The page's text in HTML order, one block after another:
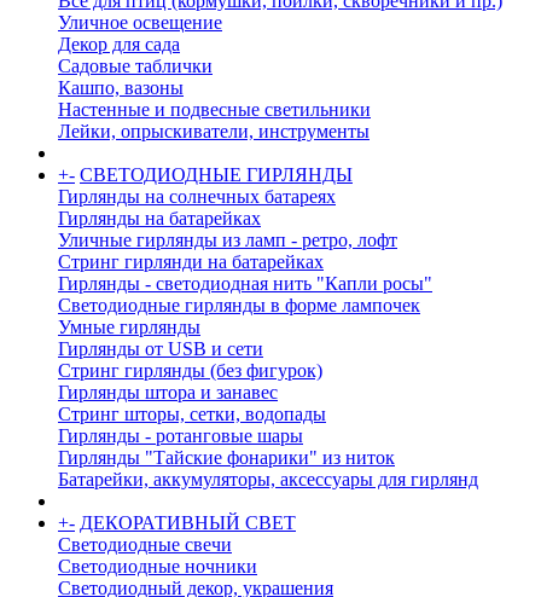
Уличное освещение
Декор для сада
Садовые таблички
Кашпо, вазоны
Настенные и подвесные светильники
Лейки, опрыскиватели, инструменты
+- СВЕТОДИОДНЫЕ ГИРЛЯНДЫ
Гирлянды на солнечных батареях
Гирлянды на батарейках
Уличные гирлянды из ламп - ретро, лофт
Стринг гирлянди на батарейках
Гирлянды - светодиодная нить "Капли росы"
Светодиодные гирлянды в форме лампочек
Умные гирлянды
Гирлянды от USB и сети
Стринг гирлянды (без фигурок)
Гирлянды штора и занавес
Стринг шторы, сетки, водопады
Гирлянды - ротанговые шары
Гирлянды "Тайские фонарики" из ниток
Батарейки, аккумуляторы, аксессуары для гирлянд
+- ДЕКОРАТИВНЫЙ СВЕТ
Светодиодные свечи
Светодиодные ночники
Светодиодный декор, украшения